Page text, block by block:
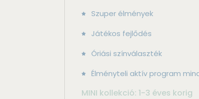
Szuper élmények
Játékos fejlődés
Óriási színválaszték
Élményteli aktív program
MINI kollekció: 1-3 éves korig